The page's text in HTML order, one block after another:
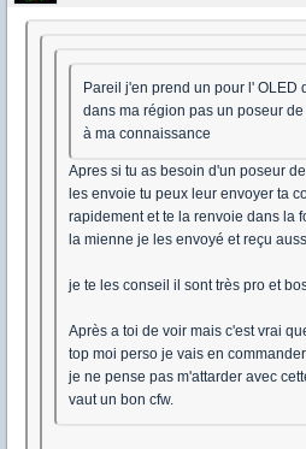
Pareil j'en prend un pour l' OLED
dans ma région pas un poseur
à ma connaissance
Apres si tu as besoin d'un poseur
les envoie tu peux leur envoyer ta
rapidement et te la renvoie dans la
la mienne je les envoyé et reçu
je te les conseil il sont très pro et
Après a toi de voir mais c'est vrai
top moi perso je vais en
je ne pense pas m'attarder avec
vaut un bon cfw.